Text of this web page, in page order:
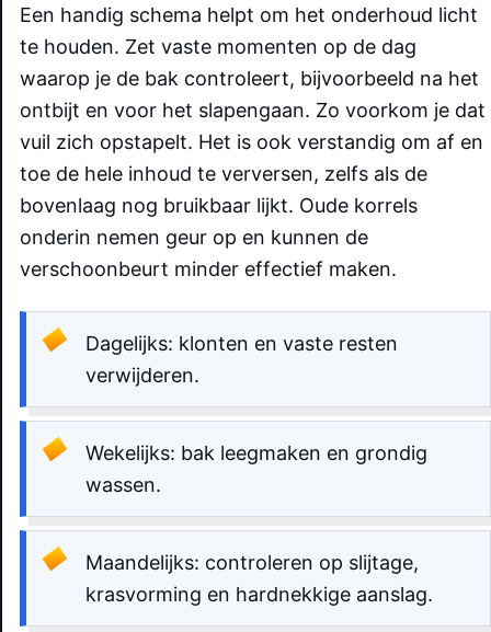
Een handig schema helpt om het onderhoud licht
te houden. Zet vaste momenten op de dag
waarop je de bak controleert, bijvoorbeeld na het
ontbijt en voor het slapengaan. Zo voorkom je dat
vuil zich opstapelt. Het is ook verstandig om af en
toe de hele inhoud te verversen, zelfs als de
bovenlaag nog bruikbaar lijkt. Oude korrels
onderin nemen geur op en kunnen de
verschoonbeurt minder effectief maken.
Dagelijks: klonten en vaste resten
verwijderen.
Wekelijks: bak leegmaken en grondig
wassen.
Maandelijks: controleren op slijtage,
krasvorming en hardnekkige aanslag.